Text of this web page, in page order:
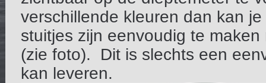
verschillende kleuren dan kan
stuitjes zijn eenvoudig te
(zie foto). Dit is slechts een
kan leveren.